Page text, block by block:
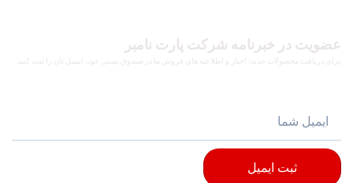
عضویت در خبرنامه شرکت پارت نامبر
برای دریافت محصولات جدید، اخبار و اطلاعیه های فروش ما در صندوق پستی خود، ایمیل تان را ثبت کنید.
ثبت ایمیل